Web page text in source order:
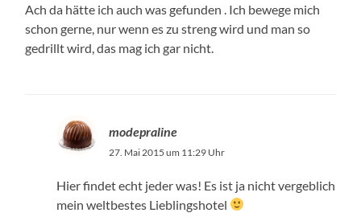
Ach da hätte ich auch was gefunden . Ich bewege mich
schon gerne, nur wenn es zu streng wird und man so
gedrillt wird, das mag ich gar nicht.
modepraline
27. Mai 2015 um 11:29 Uhr
Hier findet echt jeder was! Es ist ja nicht vergeblich
mein weltbestes Lieblingshotel